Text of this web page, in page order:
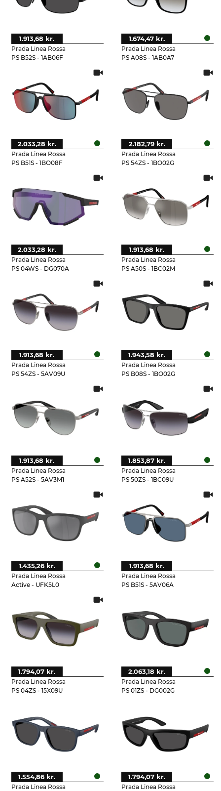
Prada Linea Rossa
PS B52S - 1AB06F
1.913,68 kr.
Prada Linea Rossa
PS A08S - 1AB0A7
1.674,47 kr.
Prada Linea Rossa
PS B51S - 1BO08F
2.033,28 kr.
Prada Linea Rossa
PS 54ZS - 1BO02G
2.182,79 kr.
Prada Linea Rossa
PS 04WS - DG070A
2.033,28 kr.
Prada Linea Rossa
PS A50S - 1BC02M
1.913,68 kr.
Prada Linea Rossa
PS 54ZS - 5AV09U
1.913,68 kr.
Prada Linea Rossa
PS B08S - 1BO02G
1.943,58 kr.
Prada Linea Rossa
PS A52S - 5AV3M1
1.913,68 kr.
Prada Linea Rossa
PS 50ZS - 1BC09U
1.853,87 kr.
Prada Linea Rossa
Active - UFK5L0
1.435,26 kr.
Prada Linea Rossa
PS B51S - 5AV06A
1.913,68 kr.
Prada Linea Rossa
PS 04ZS - 15X09U
1.794,07 kr.
Prada Linea Rossa
PS 01ZS - DG002G
2.063,18 kr.
Prada Linea Rossa
1.554,86 kr.
Prada Linea Rossa
1.794,07 kr.